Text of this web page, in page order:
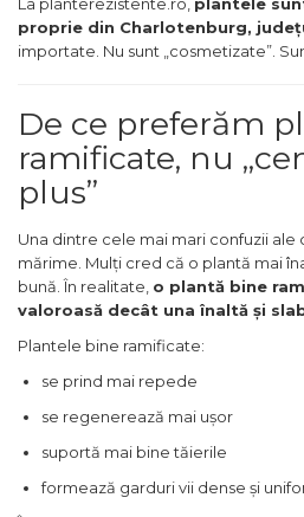
proprie din Charlotenburg,
importate. Nu sunt „cosmetizate”.
De ce preferăm
ramificate, nu
plus”
Una dintre cele mai mari confuzii
mărime. Mulți cred că o plantă mai
bună. În realitate, o plantă bine
valoroasă decât una înaltă și
Plantele bine ramificate:
se prind mai repede
se regenerează mai ușor
suportă mai bine tăierile
formează garduri vii dense și